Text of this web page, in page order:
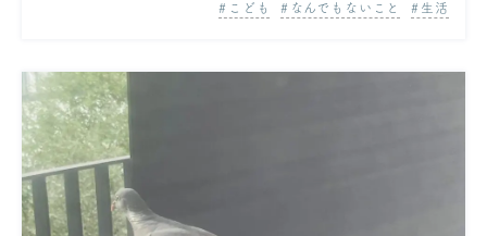
こども なんでもないこと 生活